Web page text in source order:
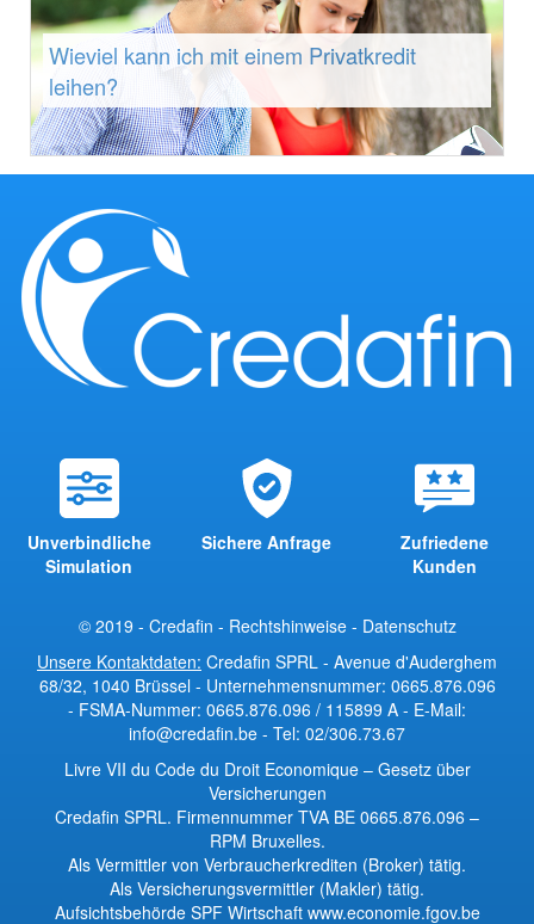
Wieviel kann ich mit einem Privatkredit
leihen?
Unverbindliche
Simulation
Sichere Anfrage
Zufriedene
Kunden
© 2019 - Credafin - Rechtshinweise- Datenschutz
Unsere Kontaktdaten: Credafin SPRL - Avenue d'Auderghem
68/32, 1040 Brüssel - Unternehmensnummer: 0665.876.096
- FSMA-Nummer: 0665.876.096 / 115899 A - E-Mail:
info@credafin.be - Tel: 02/306.73.67
Livre VII du Code du Droit Economique – Gesetz über
Versicherungen
Credafin SPRL. Firmennummer TVA BE 0665.876.096 –
RPM Bruxelles.
Als Vermittler von Verbraucherkrediten (Broker) tätig.
Als Versicherungsvermittler (Makler) tätig.
Aufsichtsbehörde SPF Wirtschaft www.economie.fgov.be